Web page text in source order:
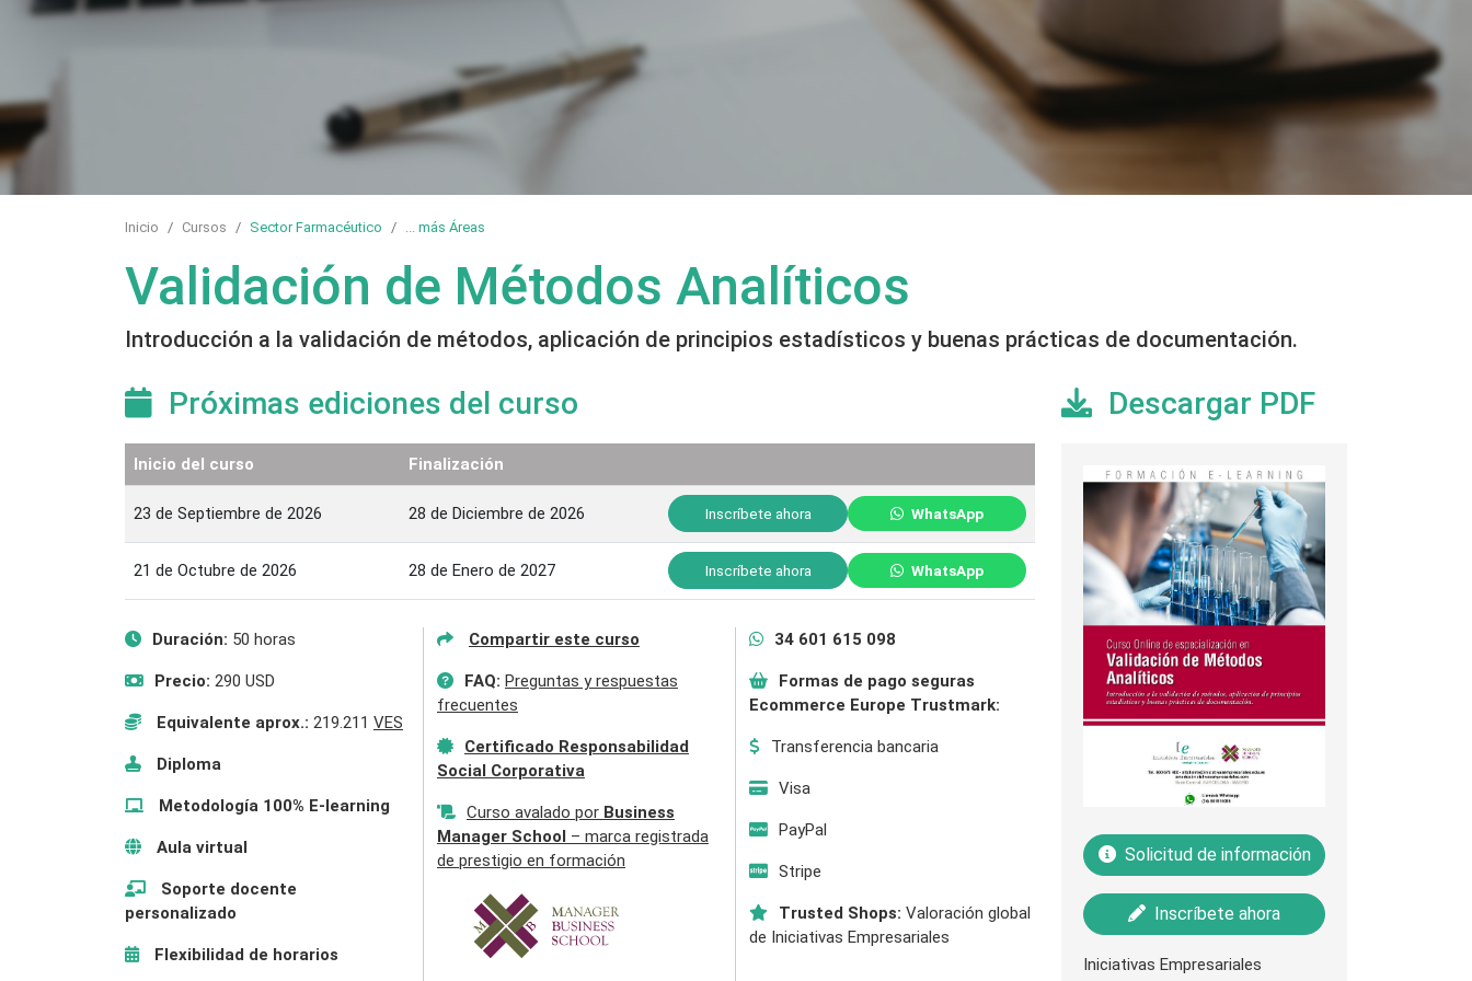
Inicio Cursos Sector Farmacéutico más Áreas
Validación de Métodos Analíticos
Introducción a la validación de métodos, aplicación de principios estadísticos y buenas prácticas de documentación.
Próximas ediciones del curso
Inicio del curso Finalización
23 de Septiembre de 2026 28 de Diciembre de 2026 Inscríbete ahora WhatsApp
21 de Octubre de 2026 28 de Enero de 2027 Inscríbete ahora WhatsApp
Duración: 50 horas
Precio: 290 USD
Equivalente aprox.: 219.211 VES
Diploma
Metodología 100% E-learning
Aula virtual
Soporte docente
personalizado
Flexibilidad de horarios
Compartir este curso
FAQ: Preguntas y respuestas
frecuentes
Certificado Responsabilidad
Social Corporativa
Curso avalado por Business
Manager School – marca registrada
de prestigio en formación
34 601 615 098
Formas de pago seguras
Ecommerce Europe Trustmark:
Transferencia bancaria
Visa
PayPal
Stripe
Trusted Shops: Valoración global
de Iniciativas Empresariales
Descargar PDF
Solicitud de información
Inscríbete ahora
Iniciativas Empresariales